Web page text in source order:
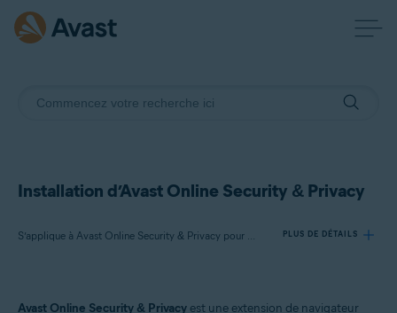
Installation d’Avast Online Security & Privacy
S’applique à Avast Online Security & Privacy pour Windows et Mac PLUS DE DÉTAILS
Produits:
Avast Online Security & Privacy est une extension de navigateur